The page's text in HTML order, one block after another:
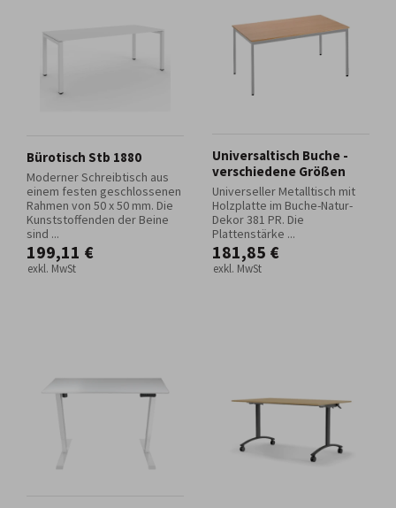
Bürotisch Stb 1880
Moderner Schreibtisch aus
einem festen geschlossenen
Rahmen von 50 x 50 mm. Die
Kunststoffenden der Beine
sind ...
199,11 €
exkl. MwSt
Universaltisch Buche -
verschiedene Größen
Universeller Metalltisch mit
Holzplatte im Buche-Natur-
Dekor 381 PR. Die
Plattenstärke ...
181,85 €
exkl. MwSt